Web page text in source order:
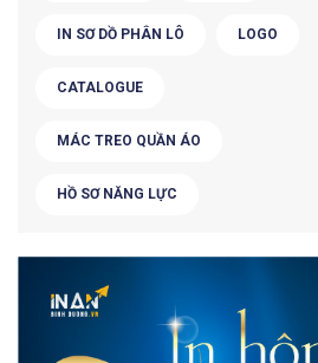
IN SƠ DỒ PHÂN LÔ LOGO
CATALOGUE
MÁC TREO QUẦN ÁO
HỒ SƠ NĂNG LỰC
Tag - AK 003
Giá chỉ từ380 ₫/ Cái